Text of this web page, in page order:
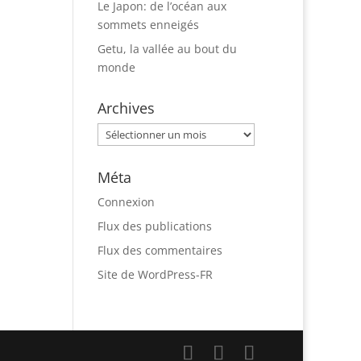
Le Japon: de l’océan aux
sommets enneigés
Getu, la vallée au bout du
monde
Archives
Archives
Méta
Connexion
Flux des publications
Flux des commentaires
Site de WordPress-FR